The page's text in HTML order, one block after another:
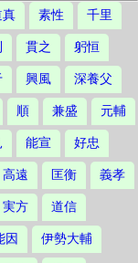
真 素性 千里
貫之 躬恒
興風 深養父
順 兼盛 元輔
能宣 好忠
高遠 匡衡 義孝
実方 道信
因 伊勢大輔